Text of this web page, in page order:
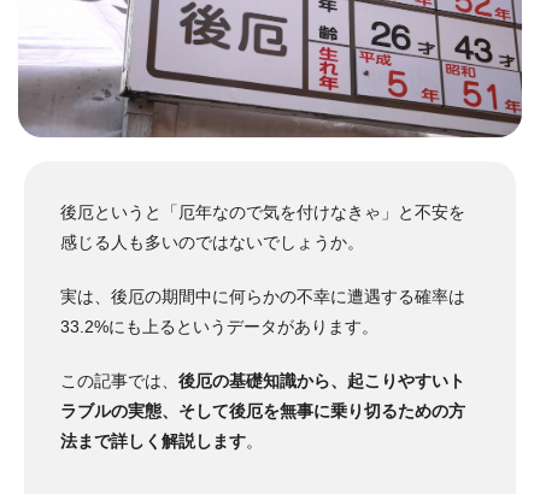
後厄というと「厄年なので気を付けなきゃ」と不安を
感じる人も多いのではないでしょうか。
実は、後厄の期間中に何らかの不幸に遭遇する確率は
33.2%にも上るというデータがあります。
この記事では、 後厄の基礎知識から、起こりやすいト
ラブルの実態、そして後厄を無事に乗り切るための方
法まで詳しく解説します。